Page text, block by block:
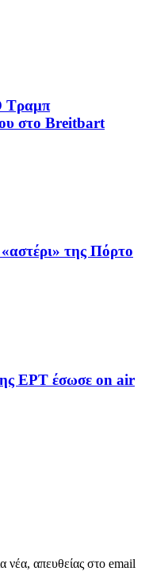
Τραμπ
στο Breitbart
της Πόρτο
ΕΡΤ έσωσε on air
νέα, απευθείας στο email